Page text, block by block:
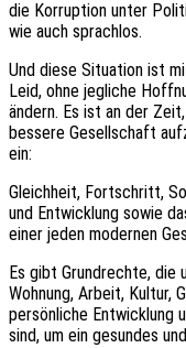
die Korrup­ti­on unter
wie auch sprachlos.
Und diese Situa­ti­on ist
Leid, ohne jegli­che
ändern. Es ist an der
besse­re Gesell­schaft
ein:
Gleich­heit, Fort­schritt,
und Entwick­lung sowie
einer jeden moder­nen
Es gibt Grund­rech­te, die
Wohnung, Arbeit, Kultur,
persön­li­che Entwick­lung
sind, um ein gesun­des